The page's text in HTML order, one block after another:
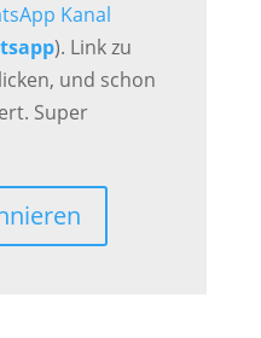
Kanal
). Link zu
und schon
Super